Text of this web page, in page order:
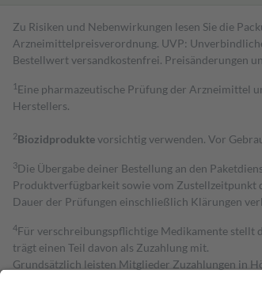
Zu Risiken und Nebenwirkungen lesen Sie die
Arzneimittelpreisverordnung. UVP:
Bestell­wert versand­kosten­frei. Preisänderungen
1 Eine pharmazeutische Prüfung der Arzneimittel
Herstellers.
2Biozidproduktevorsichtig verwenden. Vor
3Die Übergabe deiner Bestellung an den
Produktverfügbarkeit sowie vom Zustellzeitpunkt
Dauer der Prüfungen einschließlich Klärungen
4Für verschreibungspflichtige Medikamente stellt
trägt einen Teil davon als Zuzahlung mit.
Grundsätzlich leisten Mitglieder Zuzahlungen in